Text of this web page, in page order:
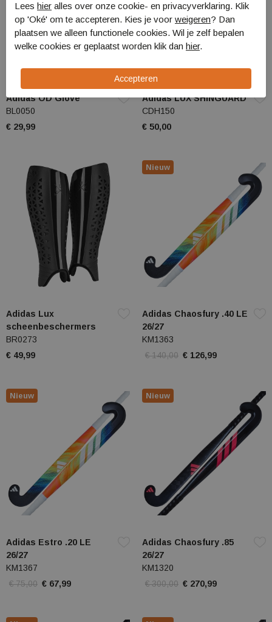
Adidas OD Glove
BL0050
€ 29,99
Adidas LUX SHINGUARD
CDH150
€ 50,00
Adidas Lux
scheenbeschermers
BR0273
€ 49,99
Adidas Chaosfury .40 LE
26/27
KM1363
€ 140,00 € 126,99
Nieuw
Adidas Estro .20 LE
26/27
KM1367
€ 75,00 € 67,99
Nieuw
Adidas Chaosfury .85
26/27
KM1320
€ 300,00 € 270,99
Nieuw
Lees hier alles over onze cookie- en privacyverklaring. Klik
op 'Oké' om te accepteren. Kies je voor weigeren? Dan
plaatsen we alleen functionele cookies. Wil je zelf bepalen
welke cookies er geplaatst worden klik dan hier.